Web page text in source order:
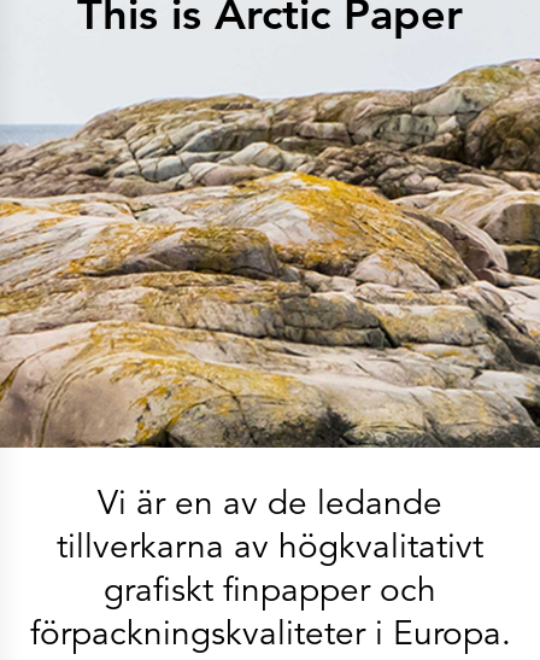
Lär känna oss
Arctic Paper Grycksbo
Arctic Paper Munkedals
Karriär
Karriär
Jobba på APK
Jobba på APG
Jobba på APM
Integritetspolicy
Arctic Paper SA
Arctic Paper Kostrzyn SA
Arctic Paper Grycksbo AB
Arctic Paper Munkedals AB
Investerarrelationer
Arctic Paper Group
Företagsprofil
Bolagsorgan
Bolagsstyrning
4P
Finansiella rapporter
Finansiella data
Finansiella presentationer
Ersättningar
ESEF-rapporter
Pressmeddelanden
Företagskalender
Prenumerera
Bolagsstyrning
This is Arctic Paper
Vi är en av de ledande
tillverkarna av högkvalitativt
grafiskt finpapper och
förpackningskvaliteter i Europa.